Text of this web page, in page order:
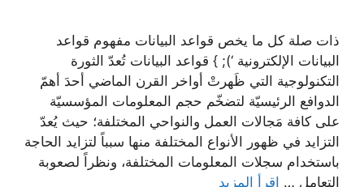
ذات صلة كل ما يخص قواعد البيانات مفهوم قواعد
البيانات الإلكترونية ‘); } قواعد البيانات تُعدّ الثورة
التكنولوجية التي ظَهرتْ أواخر القرن الماضي أحدَ أهمّ
الدوافع الرئيسيّة لتضخّم حجم المعلومات المؤسسيّة
على كافة مَجالات العمل والنواحي المختلفة؛ حيث يُعدّ
التزايد في ظهور الأنواع المختلفة منها سبباً لتزايد الحاجة
باستخدام سجلات المعلومات المختلفة، ونظراً لصعوبة
التعامل … إقرأ المزيد